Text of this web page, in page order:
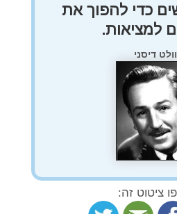
כדי להפוך את
למציאות.
וולט דיסני
ציטוט זה: